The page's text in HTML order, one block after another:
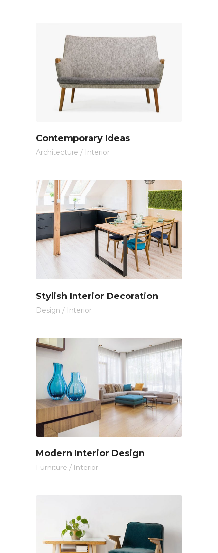
Contemporary Ideas
Architecture / Interior
Stylish Interior Decoration
Design / Interior
Modern Interior Design
Furniture / Interior